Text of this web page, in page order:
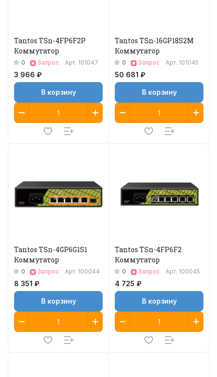
Tantos TSn-4FP6F2P
Коммутатор
0 Запрос Арт. 101047
3 966 ₽
В корзину
Tantos TSn-16GP18S2M
Коммутатор
0 Запрос Арт. 101045
50 681 ₽
В корзину
Tantos TSn-4GP6G1S1
Коммутатор
0 Запрос Арт. 100044
8 351 ₽
В корзину
Tantos TSn-4FP6F2
Коммутатор
0 Запрос Арт. 100045
4 725 ₽
В корзину